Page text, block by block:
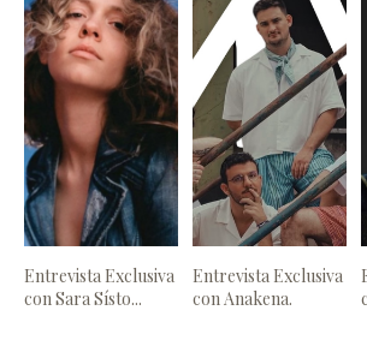
Entrevista Exclusiva
con Sara Sísto...
Entrevista Exclusiva
con Anakena.